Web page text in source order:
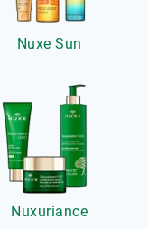
Nuxe Sun
Nuxuriance